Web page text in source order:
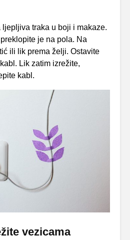
traka u boji i makaze.
je na pola. Na
ili lik prema želji. Ostavite
Lik zatim izrežite,
kabl.
vezicama